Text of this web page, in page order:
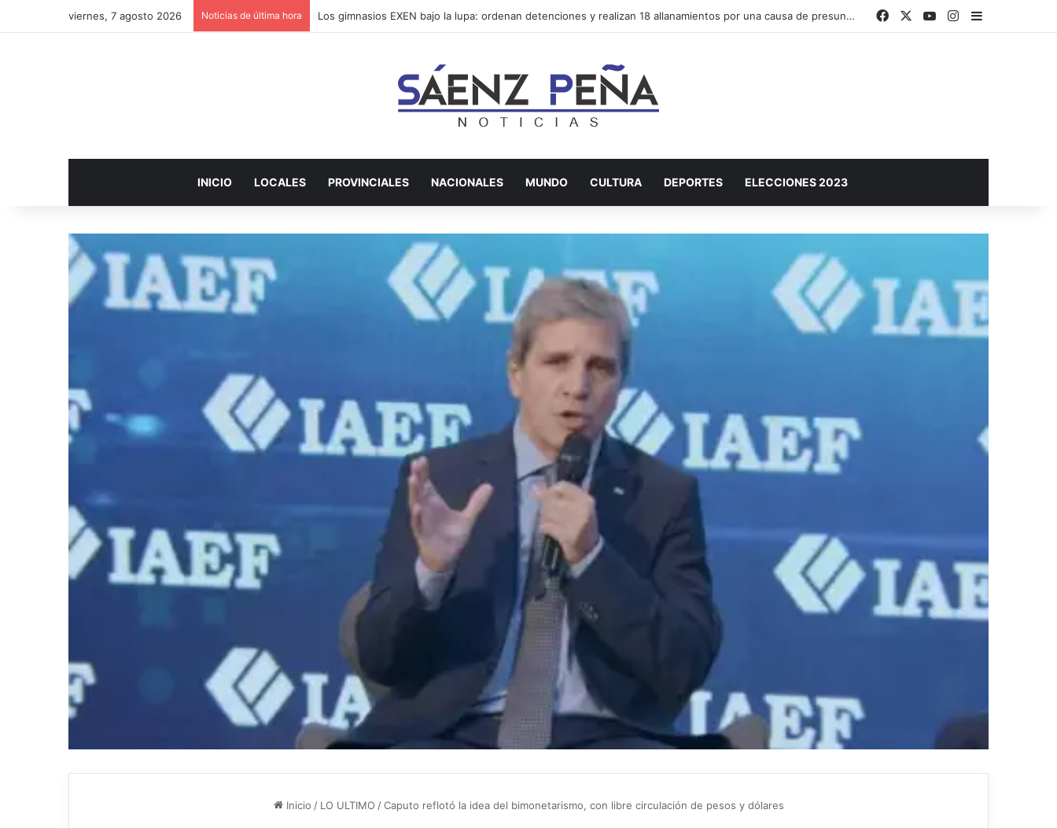
viernes, 7 agosto 2026 Noticias de última hora El Plan Sáenz Peña Sustentable y Circular invita a conocer sus acciones en una muestra abierta a la comunidad FacebookYouTubeInstagram
Barra lateral
INICIO LOCALES PROVINCIALES NACIONALES MUNDO CULTURA DEPORTES ELECCIONES 2023
Inicio / LO ULTIMO / Caputo reflotó la idea del bimonetarismo, con libre circulación de pesos y dólares